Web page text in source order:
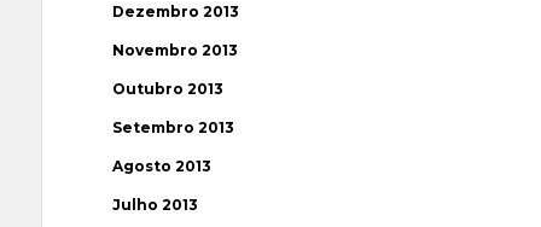
Dezembro 2013
Novembro 2013
Outubro 2013
Setembro 2013
Agosto 2013
Julho 2013